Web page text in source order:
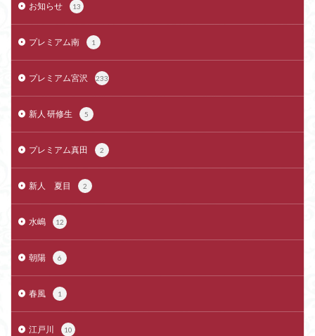
お知らせ 13
プレミアム南 1
プレミアム宮沢 233
新人 研修生 5
プレミアム真田 2
新人 夏目 2
水嶋 12
朝陽 6
春風 1
江戸川 10